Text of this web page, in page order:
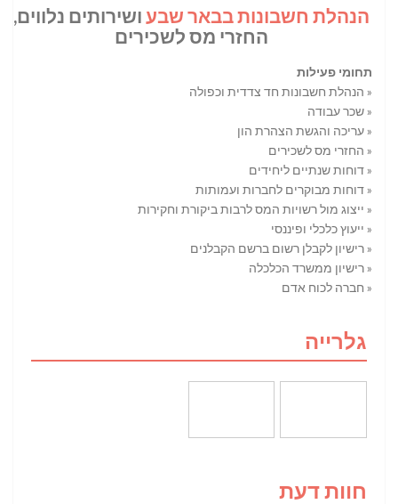
הנהלת חשבונות בבאר שבעושירותים נלווים,
החזרי מס לשכירים
תחומי פעילות
« הנהלת חשבונות חד צדדית וכפולה
« שכר עבודה
« עריכה והגשת הצהרת הון
« החזרי מס לשכירים
« דוחות שנתיים ליחידים
« דוחות מבוקרים לחברות ועמותות
« ייצוג מול רשויות המס לרבות ביקורת וחקירות
« ייעוץ כלכלי ופיננסי
« רישיון לקבלן רשום ברשם הקבלנים
« רישיון ממשרד הכלכלה
« חברה לכוח אדם
גלרייה
חוות דעת